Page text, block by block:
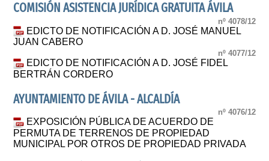
COMISIÓN ASISTENCIA JURÍDICA GRATUITA ÁVILA
nº 4078/12
EDICTO DE NOTIFICACIÓN A D. JOSÉ MANUEL
JUAN CABERO
nº 4077/12
EDICTO DE NOTIFICACIÓN A D. JOSÉ FIDEL
BERTRÁN CORDERO
AYUNTAMIENTO DE ÁVILA - ALCALDÍA
nº 4076/12
EXPOSICIÓN PÚBLICA DE ACUERDO DE
PERMUTA DE TERRENOS DE PROPIEDAD
MUNICIPAL POR OTROS DE PROPIEDAD PRIVADA